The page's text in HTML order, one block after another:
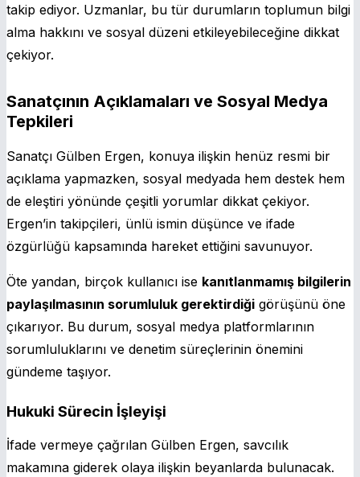
takip ediyor. Uzmanlar, bu tür durumların toplumun bilgi
alma hakkını ve sosyal düzeni etkileyebileceğine dikkat
çekiyor.
Sanatçının Açıklamaları ve Sosyal Medya
Tepkileri
Sanatçı Gülben Ergen, konuya ilişkin henüz resmi bir
açıklama yapmazken, sosyal medyada hem destek hem
de eleştiri yönünde çeşitli yorumlar dikkat çekiyor.
Ergen’in takipçileri, ünlü ismin düşünce ve ifade
özgürlüğü kapsamında hareket ettiğini savunuyor.
Öte yandan, birçok kullanıcı ise kanıtlanmamış bilgilerin
paylaşılmasının sorumluluk gerektirdiği görüşünü öne
çıkarıyor. Bu durum, sosyal medya platformlarının
sorumluluklarını ve denetim süreçlerinin önemini
gündeme taşıyor.
Hukuki Sürecin İşleyişi
İfade vermeye çağrılan Gülben Ergen, savcılık
makamına giderek olaya ilişkin beyanlarda bulunacak.